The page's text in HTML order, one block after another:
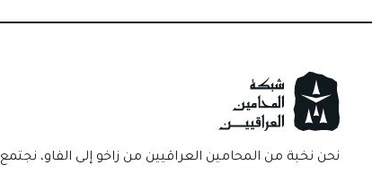
العراق
نحن نخبة من المحامين العراقيين من زاخو إلى الفاو، نجتمع